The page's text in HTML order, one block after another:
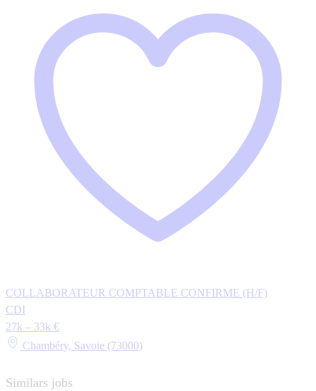
COLLABORATEUR COMPTABLE CONFIRME (H/F)
CDI
27k – 33k €
Chambéry, Savoie (73000)
Similars jobs